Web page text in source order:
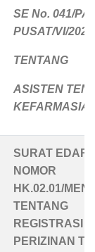
SE No. 041/
PUSAT/VI/2020
TENTANG
ASISTEN
SURAT
NOMOR
HK.02.01/
TENTANG
REGISTRASI
PERIZINAN